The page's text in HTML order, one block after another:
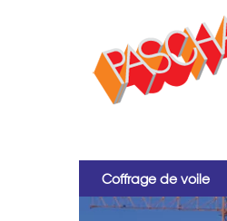
Coffrage de voile